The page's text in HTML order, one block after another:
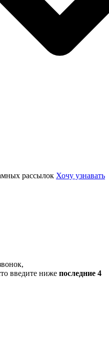
рассылок Хочу узнавать
введите ниже последние 4